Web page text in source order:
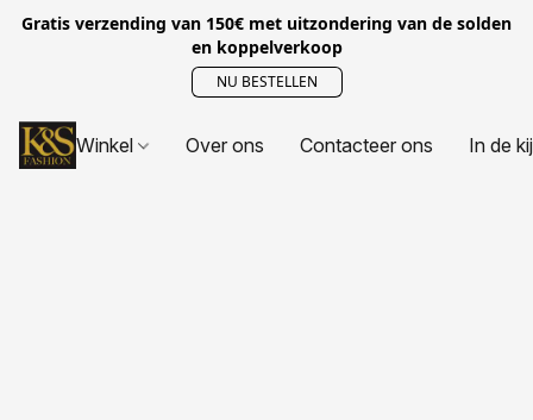
Gratis verzending van 150€ met uitzondering van de solden
en koppelverkoop
NU BESTELLEN
Winkel Over ons Contacteer ons In de